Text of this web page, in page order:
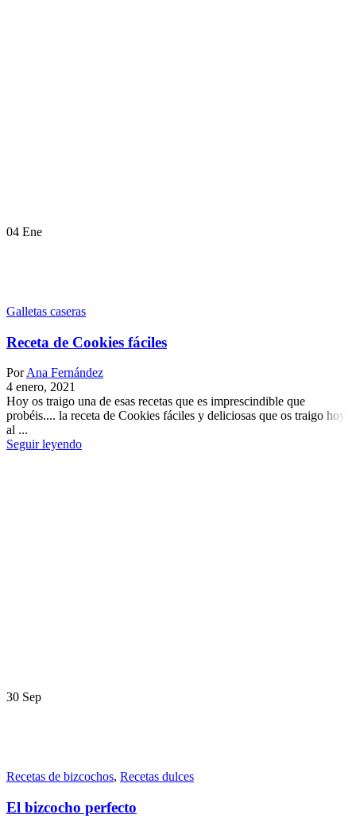
04 Ene
Galletas caseras
Receta de Cookies fáciles
Por Ana Fernández
4 enero, 2021
Hoy os traigo una de esas recetas que es imprescindible que
probéis.... la receta de Cookies fáciles y deliciosas que os traigo hoy
al ...
Seguir leyendo
30 Sep
Recetas de bizcochos, Recetas dulces
El bizcocho perfecto